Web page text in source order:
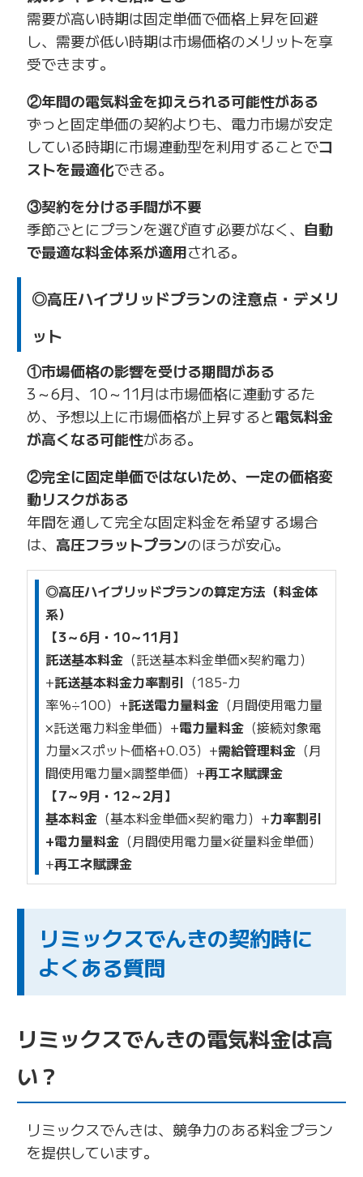
需要が高い時期は固定単価で価格上昇を回避
し、需要が低い時期は市場価格のメリットを享
受できます。
②年間の電気料金を抑えられる可能性がある
ずっと固定単価の契約よりも、電力市場が安定
している時期に市場連動型を利用することでコ
ストを最適化できる。
③契約を分ける手間が不要
季節ごとにプランを選び直す必要がなく、 自動
で最適な料金体系が適用される。
◎高圧ハイブリッドプランの注意点・デメリ
ット
①市場価格の影響を受ける期間がある
3～6月、10～11月は市場価格に連動するた
め、予想以上に市場価格が上昇すると電気料金
が高くなる可能性がある。
②完全に固定単価ではないため、一定の価格変
動リスクがある
年間を通して完全な固定料金を希望する場合
は、 高圧フラットプランのほうが安心。
◎高圧ハイブリッドプランの算定方法（料金体
系）
【3～6月・10～11月】
託送基本料金（託送基本料金単価×契約電力）
+託送基本料金力率割引 （185-力
率％÷100）+託送電力量料金（月間使用電力量
×託送電力料金単価）+電力量料金（接続対象電
力量×スポット価格+0.03）+需給管理料金（月
間使用電力量×調整単価） +再エネ賦課金
【7～9月・12～2月】
基本料金（基本料金単価×契約電力）+力率割引
+電力量料金（月間使用電力量×従量料金単価）
+再エネ賦課金
リミックスでんきの契約時に
よくある質問
リミックスでんきの電気料金は高
い？
リミックスでんきは、競争力のある料金プラン
を提供しています。